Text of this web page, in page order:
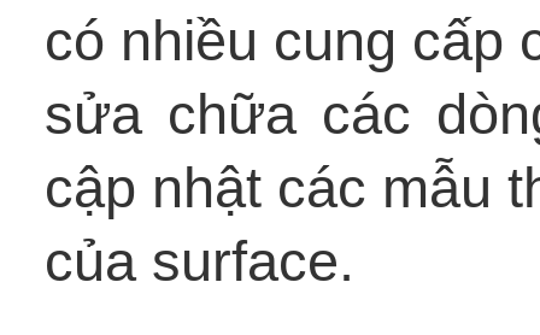
có nhiều cung cấp
sửa chữa các
cập nhật các mẫu
của surface.